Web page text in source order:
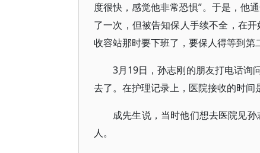
度很快，感觉他非常恐惧”。于是，他
了一次，但被告知保人手续不全，在
收容站那时要下班了，要保人得等到第
3月19日，孙志刚的朋友打电话询
去了。在护理记录上，医院接收的时间
成先生说，当时他们想去医院见
人。